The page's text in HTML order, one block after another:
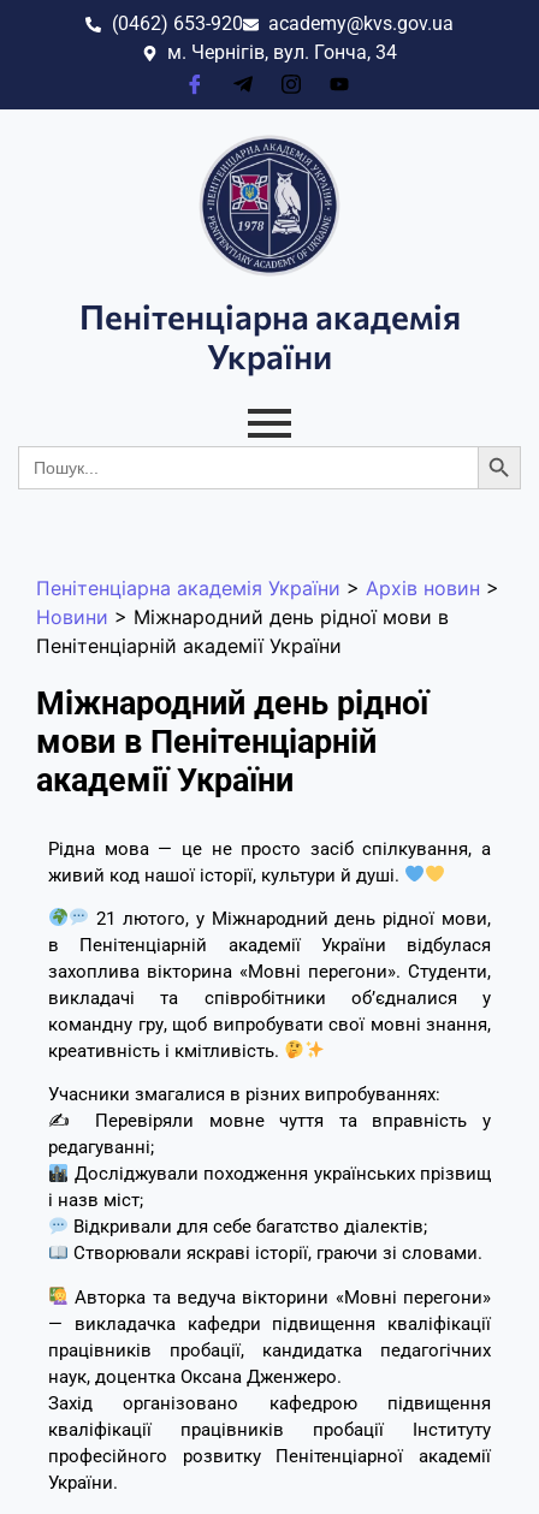
(0462) 653-920
academy@kvs.gov.ua
м. Чернігів, вул. Гонча, 34
Пенітенціарна академія
України
Search
for:
Пенітенціарна академія України > Архів новин >
Новини > Міжнародний день рідної мови в
Пенітенціарній академії України
Міжнародний день рідної
мови в Пенітенціарній
академії України
Рідна мова — це не просто засіб спілкування, а
живий код нашої історії, культури й душі.
21 лютого, у Міжнародний день рідної мови,
в Пенітенціарній академії України відбулася
захоплива вікторина «Мовні перегони». Студенти,
викладачі та співробітники об’єдналися у
командну гру, щоб випробувати свої мовні знання,
креативність і кмітливість.
Учасники змагалися в різних випробуваннях:
✍️ Перевіряли мовне чуття та вправність у
редагуванні;
Досліджували походження українських прізвищ
і назв міст;
Відкривали для себе багатство діалектів;
Створювали яскраві історії, граючи зі словами.
Авторка та ведуча вікторини «Мовні перегони»
— викладачка кафедри підвищення кваліфікації
працівників пробації, кандидатка педагогічних
наук, доцентка Оксана Дженжеро.
Захід організовано кафедрою підвищення
кваліфікації працівників пробації Інституту
професійного розвитку Пенітенціарної академії
України.